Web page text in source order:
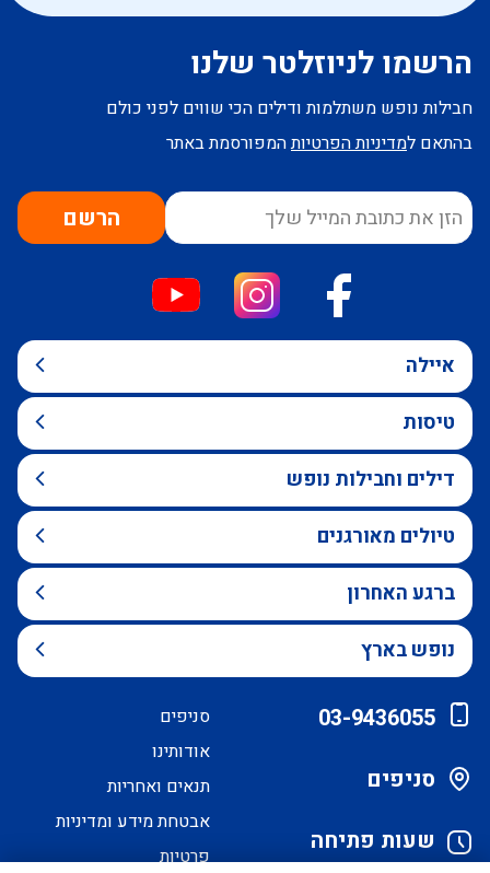
הרשמו לניוזלטר שלנו
חבילות נופש משתלמות ודילים הכי שווים לפני כולם
בהתאם למדיניות הפרטיותהמפורסמת באתר
הרשם
איילה
טיסות
דילים וחבילות נופש
טיולים מאורגנים
ברגע האחרון
נופש בארץ
03-9436055
סניפים
שעות פתיחה
סניפים
אודותינו
תנאים ואחריות
אבטחת מידע ומדיניות
פרטיות